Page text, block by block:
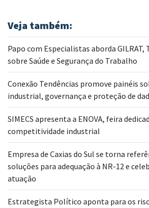
Veja também:
Papo com Especialistas aborda
sobre Saúde e Segurança do Trabalho
Conexão Tendências promove painéis
industrial, governança e proteção de
SIMECS apresenta a ENOVA, feira
competitividade industrial
Empresa de Caxias do Sul se torna
soluções para adequação à NR-12 e
atuação
Estrategista Político aponta para os